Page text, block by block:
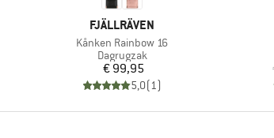
MERK
FJÄLLRÄVEN
Artikel
Kånken Rainbow 16
Productgroep
Dagrugzak
Prijs
€ 99,95
5,0(1)